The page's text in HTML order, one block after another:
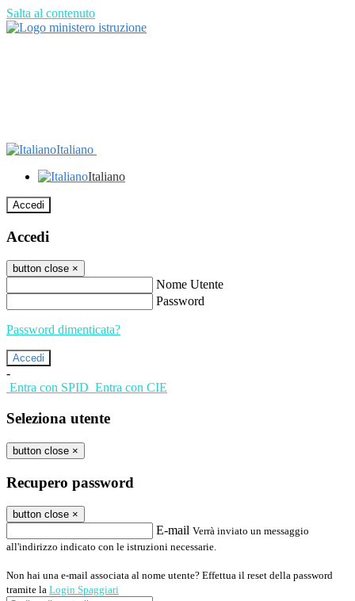
Salta al contenuto
Italiano
Italiano
Accedi
Accedi
button close ×
Nome Utente
Password
Password dimenticata?
-
Entra con SPID Entra con CIE
Seleziona utente
button close ×
Recupero password
button close ×
E-mail Verrà inviato un messaggio
all'indirizzo indicato con le istruzioni necessarie.
Non hai una e-mail associata al nome utente? Effettua il reset della password
tramite la Login Spaggiari